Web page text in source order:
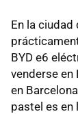
En la ciudad
BYD e6
venderse en
en
pastel es